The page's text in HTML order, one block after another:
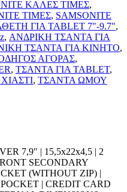
ΚΑΛΕΣ ΤΙΜΕΣ,
ΤΙΜΕΣ, SAMSONITE
ΓΙΑ TABLET 7"-9.7",
, ΑΝΔΡΙΚΗ ΤΣΑΝΤΑ ΓΙΑ
ΤΣΑΝΤΑ ΓΙΑ ΚΙΝΗΤΟ,
ΑΓΟΡΑΣ,
, ΤΣΑΝΤΑ ΓΙΑ TABLET,
, ΤΣΑΝΤΑ ΩΜΟΥ
7,9″ | 15,5x22x4,5 | 2
SECONDARY
(WITHOUT ZIP) |
| CREDIT CARD